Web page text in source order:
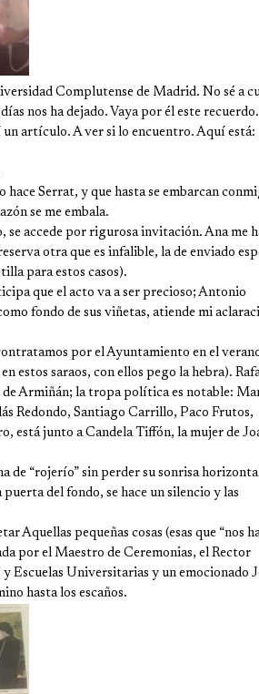
Complutense de Madrid. No sé a
nos ha dejado. Vaya por él este recuerdo.
artículo. A ver si lo encuentro. Aquí está:
Serrat, y que hasta se embarcan
se me embala.
accede por rigurosa invitación. Ana me
otra que es infalible, la de enviado
para estos casos).
que el acto va a ser precioso; Antonio
fondo de sus viñetas, atiende mi
por el Ayuntamiento en el
estos saraos, con ellos pego la hebra).
de Armiñán; la tropa política es notable:
Redondo, Santiago Carrillo, Paco Frutos,
está junto a Candela Tiffón, la mujer de
de “rojerío” sin perder su sonrisa
del fondo, se hace un silencio y las
Aquellas pequeñas cosas (esas que “nos
por el Maestro de Ceremonias, el Rector
Escuelas Universitarias y un emocionado
hasta los escaños.